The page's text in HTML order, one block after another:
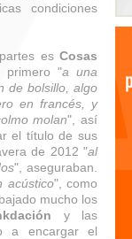
condiciones
es Cosas
primero "a una
de bolsillo, algo
en francés, y
molan", así
el título de sus
de 2012 "al
", aseguraban.
acústico", como
mucho los
y las
a encargar el